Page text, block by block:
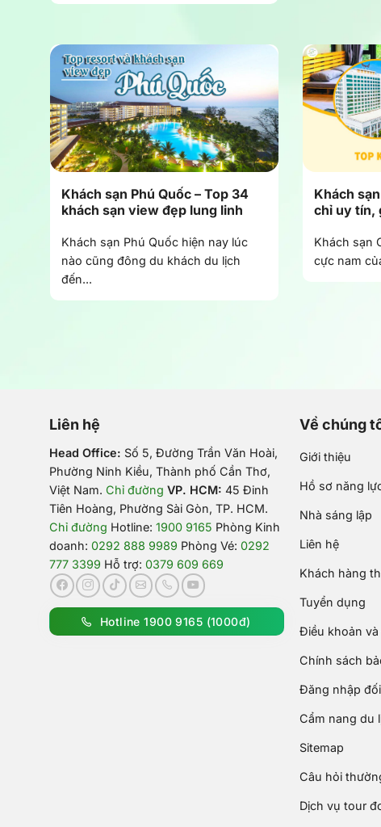
Khách sạn Phú Quốc – Top 34
khách sạn view đẹp lung linh
Khách sạn Phú Quốc hiện nay lúc
nào cũng đông du khách du lịch
đến...
Khách
chỉ uy tín,
Khách sạn
cực nam
Liên hệ
Head Office: Số 5, Đường Trần Văn Hoài,
Phường Ninh Kiều, Thành phố Cần Thơ,
Việt Nam. Chỉ đường VP. HCM: 45 Đinh
Tiên Hoàng, Phường Sài Gòn, TP. HCM.
Chỉ đường Hotline: 1900 9165 Phòng Kinh
doanh: 0292 888 9989 Phòng Vé: 0292
777 3399 Hỗ trợ: 0379 609 669
Hotline 1900 9165 (1000đ)
Về chúng
Giới thiệu
Hồ sơ năng
Nhà sáng lập
Liên hệ
Khách hàng
Tuyển dụng
Điều khoản
Chính sách
Đăng nhập
Cẩm nang du
Sitemap
Câu hỏi
Dịch vụ tour